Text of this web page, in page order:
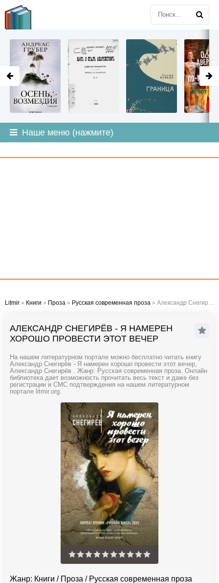
Наше меню (нажмите)
Litmir » Книги » Проза » Русская современная проза » Александр Снегирёв - Я намерен хорошо провести этот вечер
АЛЕКСАНДР СНЕГИРЁВ - Я НАМЕРЕН
ХОРОШО ПРОВЕСТИ ЭТОТ ВЕЧЕР
На нашем литературном портале можно бесплатно читать книгу
Александр Снегирёв - Я намерен хорошо провести этот вечер,
Александр Снегирёв . Жанр: Русская современная проза. Онлайн
библиотека дает возможность прочитать весь текст и даже без
регистрации и СМС подтверждения на нашем литературном
портале litmir.org.
Жанр: Книги / Проза / Русская современная проза
LITMIR.ORG